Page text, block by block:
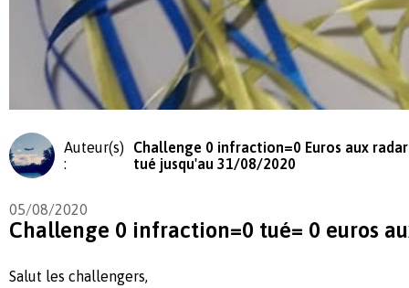
Auteur(s)
:
Challenge 0 infraction=0 Euros aux
tué jusqu'au 31/08/2020
05/08/2020
Challenge 0 infraction=0 tué= 0 euros
Salut les challengers,